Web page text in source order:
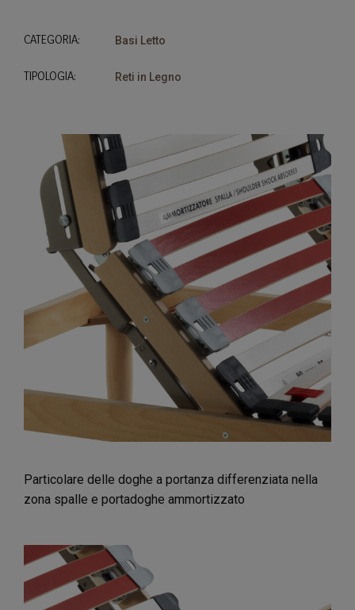
CATEGORIA: Basi Letto
TIPOLOGIA: Reti in Legno
Particolare delle doghe a portanza differenziata nella
zona spalle e portadoghe ammortizzato